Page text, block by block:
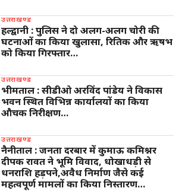
उत्तराखण्ड
हल्द्वानी : पुलिस ने दो अलग-अलग चोरी की
घटनाओं का किया खुलासा, रितिक और ऋषभ
को किया गिरफ्तार…
उत्तराखण्ड
भीमताल : सीडीओ अरविंद पांडेय ने विकास
भवन स्थित विभिन्न कार्यालयों का किया
औचक निरीक्षण…
उत्तराखण्ड
नैनीताल : जनता दरबार में कुमाऊ कमिश्नर
दीपक रावत ने भूमि विवाद, धोखाधड़ी से
धनराशि हड़पने,अवैध निर्माण जैसे कई
महत्वपूर्ण मामलों का किया निस्तारण…